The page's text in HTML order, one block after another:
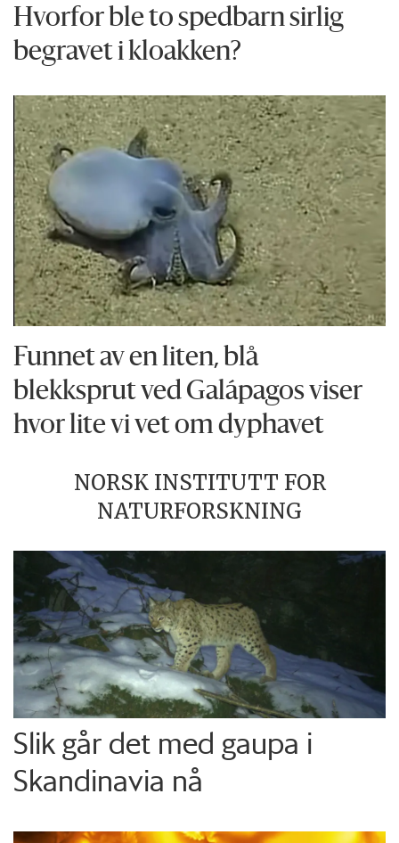
Hvorfor ble to spedbarn sirlig
begravet i kloakken?
Funnet av en liten, blå
blekksprut ved Galápagos viser
hvor lite vi vet om dyphavet
NORSK INSTITUTT FOR
NATURFORSKNING
Slik går det med gaupa i
Skandinavia nå